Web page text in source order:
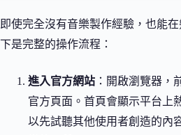
即使完全沒有音樂製作經驗，也能
下是完整的操作流程：
進入官方網站 ：開啟瀏覽器，
官方頁面。首頁會顯示平台上
以先試聽其他使用者創造的內